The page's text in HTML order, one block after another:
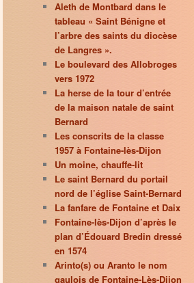
Aleth de Montbard dans le
tableau « Saint Bénigne et
l’arbre des saints du diocèse
de Langres ».
Le boulevard des Allobroges
vers 1972
La herse de la tour d’entrée
de la maison natale de saint
Bernard
Les conscrits de la classe
1957 à Fontaine-lès-Dijon
Un moine, chauffe-lit
Le saint Bernard du portail
nord de l’église Saint-Bernard
La fanfare de Fontaine et Daix
Fontaine-lès-Dijon d’après le
plan d’Édouard Bredin dressé
en 1574
Arinto(s) ou Aranto le nom
gaulois de Fontaine-Lès-Dijon